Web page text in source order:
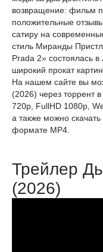
возвращение: фильм
положительные
сатиру на
стиль Миранды
Prada 2» состоялась
широкий прокат
На нашем сайте вы
(2026) через торрент
720p, FullHD 1080p,
а также можно
формате MP4.
Трейлер
(2026)